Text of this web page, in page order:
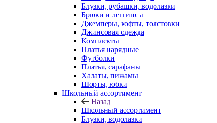
Блузки, рубашки, водолазки
Брюки и леггинсы
Джемперы, кофты, толстовки
Джинсовая одежда
Комплекты
Платья нарядные
Футболки
Платья, сарафаны
Халаты, пижамы
Шорты, юбки
Школьный ассортимент
Назад
Школьный ассортимент
Блузки, водолазки